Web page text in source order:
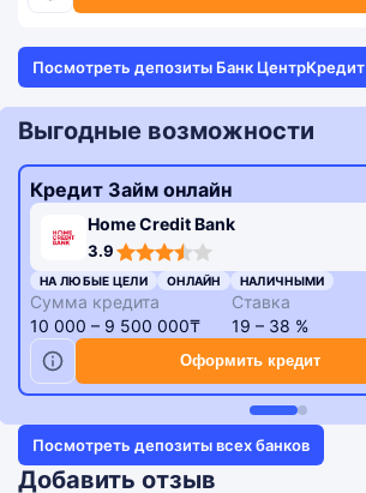
Посмотреть депозиты Банк ЦентрКредит
Выгодные возможности
Кредит Займ онлайн
Home Credit Bank
3.9
rating
НА ЛЮБЫЕ ЦЕЛИ ОНЛАЙН НАЛИЧНЫМИ
Сумма кредита
10 000 – 9 500 000₸
Ставка
19 – 38 %
Оформить кредит
Посмотреть депозиты всех банков
Добавить отзыв